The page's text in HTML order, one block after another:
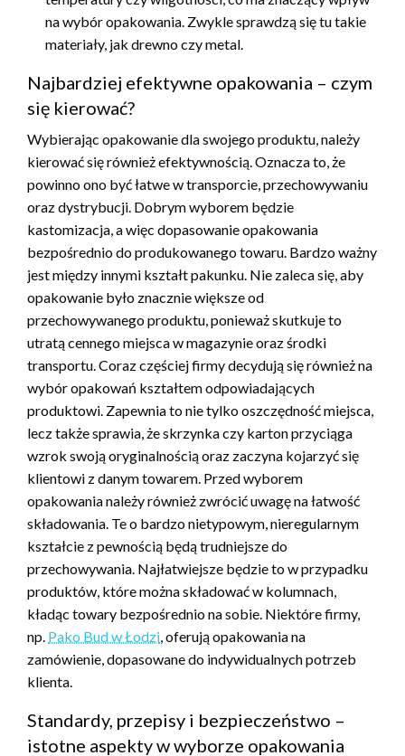
na wybór opakowania. Zwykle sprawdzą się tu takie
materiały, jak drewno czy metal.
Najbardziej efektywne opakowania – czym
się kierować?
Wybierając opakowanie dla swojego produktu, należy
kierować się również efektywnością. Oznacza to, że
powinno ono być łatwe w transporcie, przechowywaniu
oraz dystrybucji. Dobrym wyborem będzie
kastomizacja, a więc dopasowanie opakowania
bezpośrednio do produkowanego towaru. Bardzo ważny
jest między innymi kształt pakunku. Nie zaleca się, aby
opakowanie było znacznie większe od
przechowywanego produktu, ponieważ skutkuje to
utratą cennego miejsca w magazynie oraz środki
transportu. Coraz częściej firmy decydują się również na
wybór opakowań kształtem odpowiadających
produktowi. Zapewnia to nie tylko oszczędność miejsca,
lecz także sprawia, że skrzynka czy karton przyciąga
wzrok swoją oryginalnością oraz zaczyna kojarzyć się
klientowi z danym towarem. Przed wyborem
opakowania należy również zwrócić uwagę na łatwość
składowania. Te o bardzo nietypowym, nieregularnym
kształcie z pewnością będą trudniejsze do
przechowywania. Najłatwiejsze będzie to w przypadku
produktów, które można składować w kolumnach,
kładąc towary bezpośrednio na sobie. Niektóre firmy,
np. Pako Bud w Łodzi , oferują opakowania na
zamówienie, dopasowane do indywidualnych potrzeb
klienta.
Standardy, przepisy i bezpieczeństwo –
istotne aspekty w wyborze opakowania